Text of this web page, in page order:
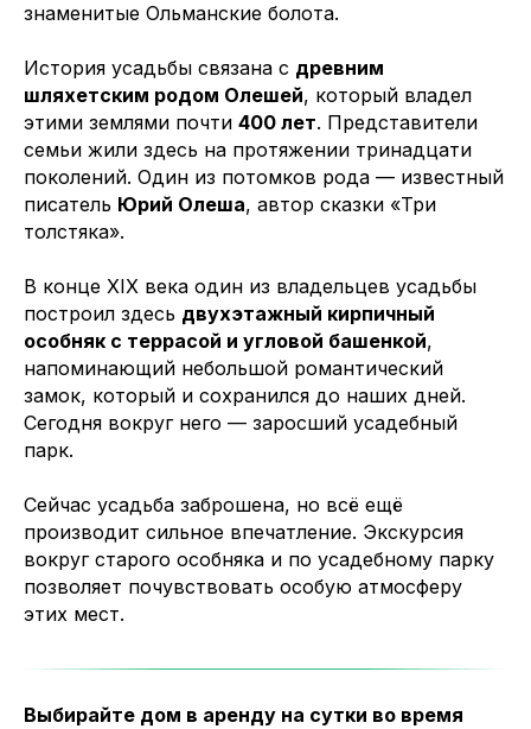
знаменитые Ольманские болота.
История усадьбы связана с древним
шляхетским родом Олешей, который владел
этими землями почти 400 лет. Представители
семьи жили здесь на протяжении тринадцати
поколений. Один из потомков рода — известный
писатель Юрий Олеша, автор сказки «Три
толстяка».
В конце XIX века один из владельцев усадьбы
построил здесь двухэтажный кирпичный
особняк с террасой и угловой башенкой,
напоминающий небольшой романтический
замок, который и сохранился до наших дней.
Сегодня вокруг него — заросший усадебный
парк.
Сейчас усадьба заброшена, но всё ещё
производит сильное впечатление. Экскурсия
вокруг старого особняка и по усадебному парку
позволяет почувствовать особую атмосферу
этих мест.
Выбирайте дом в аренду на сутки во время